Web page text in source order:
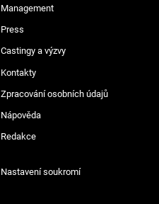
Management
Press
Castingy a výzvy
Kontakty
Zpracování osobních údajů
Nápověda
Redakce
Nastavení soukromí